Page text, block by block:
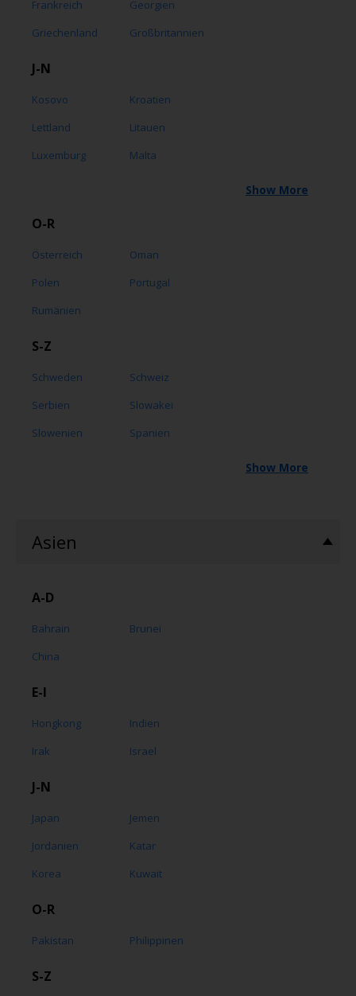
Frankreich
Georgien
Griechenland
Großbritannien
J-N
Kosovo
Kroatien
Lettland
Litauen
Luxemburg
Malta
Show More
O-R
Österreich
Oman
Polen
Portugal
Rumänien
S-Z
Schweden
Schweiz
Serbien
Slowakei
Slowenien
Spanien
Show More
Asien
A-D
Bahrain
Brunei
China
E-I
Hongkong
Indien
Irak
Israel
J-N
Japan
Jemen
Jordanien
Katar
Korea
Kuwait
O-R
Pakistan Philippinen
S-Z